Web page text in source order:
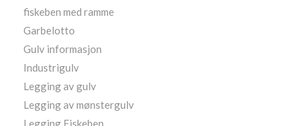
fiskeben med ramme
Garbelotto
Gulv informasjon
Industrigulv
Legging av gulv
Legging av mønstergulv
Legging Fiskeben